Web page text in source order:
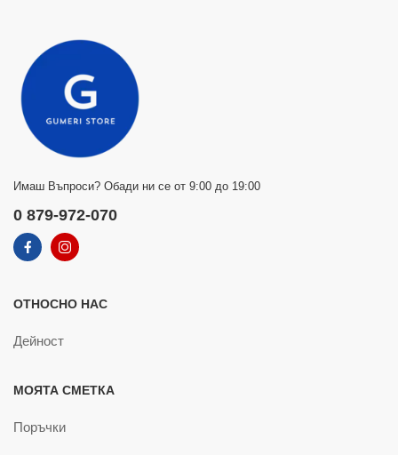
Имаш Въпроси? Обади ни се от 9:00 до 19:00
0 879-972-070
ОТНОСНО НАС
Дейност
МОЯТА СМЕТКА
Поръчки